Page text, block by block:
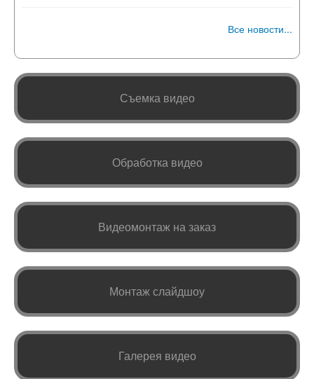
Все новости...
Съемка видео
Обработка видео
Видеомонтаж на заказ
Монтаж слайдшоу
Галерея видео